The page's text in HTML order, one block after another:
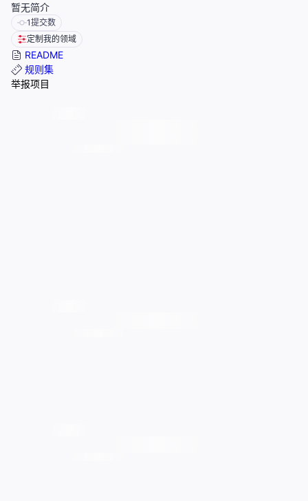
暂无简介
1提交数
定制我的领域
README
规则集
举报项目